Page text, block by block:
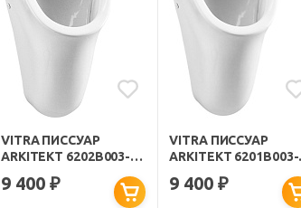
VITRA ПИССУАР
ARKITEKT 6202B003-
0198 С ВНЕШНИМ
ПОДВОДОМ ВОДЫ
9 400 ₽
VITRA ПИССУАР
ARKITEKT 6201B003-
0199 С ВНУТРЕННИМ
ПОДВОДОМ ВОДЫ
9 400₽